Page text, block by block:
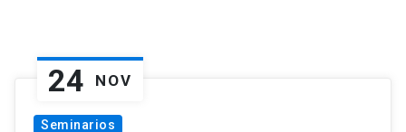
24 NOV
Seminarios